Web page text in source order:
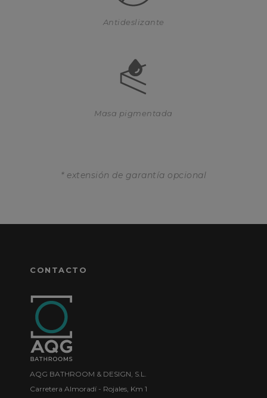
Antideslizante
Masa pigmentada
* extensión de garantía opcional
CONTACTO
AQG BATHROOM & DESIGN, S.L.
Carretera Almoradí - Rojales, Km 1